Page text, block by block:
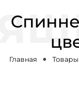
Главная